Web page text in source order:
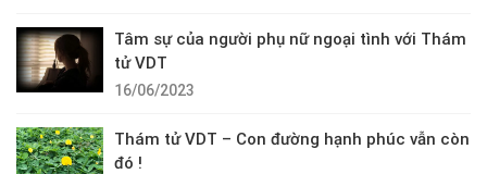
Tâm sự của người phụ nữ ngoại tình với Thám
tử VDT
16/06/2023
Thám tử VDT – Con đường hạnh phúc vẫn còn
đó !